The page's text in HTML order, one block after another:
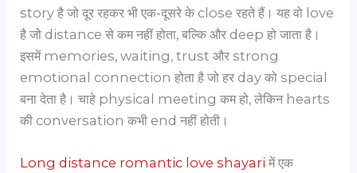
story है जो दूर रहकर भी एक-दूसरे के close रहते हैं। यह वो love
है जो distance से कम नहीं होता, बल्कि और deep हो जाता है।
इसमें memories, waiting, trust और strong
emotional connection होता है जो हर day को special
बना देता है। चाहे physical meeting कम हो, लेकिन hearts
की conversation कभी end नहीं होती।
Long distance romantic love shayariमें एक